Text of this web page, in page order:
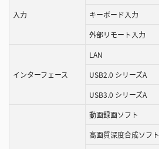
入力
キーボード入力
外部リモート入力
インターフェース
LAN
USB2.0 シリーズA
USB3.0 シリーズA
動画録画ソフト
高画質深度合成ソフト